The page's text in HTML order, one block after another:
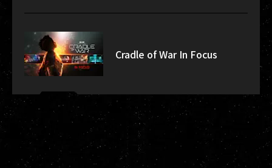
Cradle of War In Focus